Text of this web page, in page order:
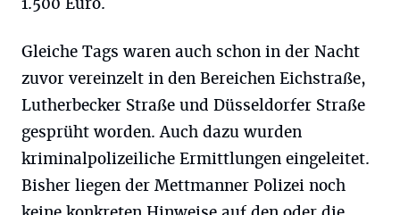
Gleiche Tags waren auch schon in der Nacht
zuvor vereinzelt in den Bereichen Eichstraße,
Lutherbecker Straße und Düsseldorfer Straße
gesprüht worden. Auch dazu wurden
kriminalpolizeiliche Ermittlungen eingeleitet.
Bisher liegen der Mettmanner Polizei noch